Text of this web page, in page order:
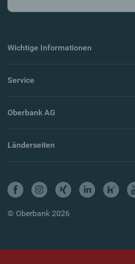
Wichtige Informationen
Service
Oberbank AG
Länderseiten
© Oberbank 2026